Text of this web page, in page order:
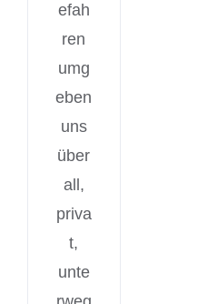
efah
ren
umg
eben
uns
über
all,
priva
t,
unte